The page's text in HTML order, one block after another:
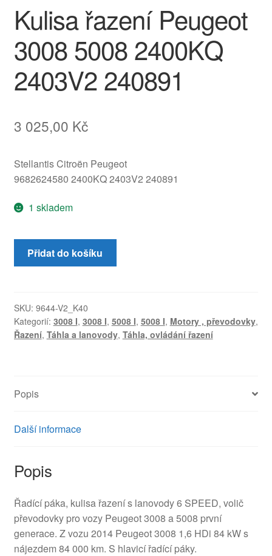
Reklamační řád
Vrakoviště Citroën
Kulisa řazení Peugeot
3008 5008 2400KQ
2403V2 240891
3 025,00 Kč
Stellantis Citroën Peugeot
9682624580 2400KQ 2403V2 240891
1 skladem
Kulisa
řazení
5008
2400KQ
2403V2
Přidat do košíku
SKU: 9644-V2_K40
Kategorií: 3008 I, 3008 I, 5008 I, 5008 I, Motory , převodovky,
Řazení, Táhla a lanovody, Táhla, ovládání řazení
Popis
Další informace
Popis
Řadící páka, kulisa řazení s lanovody 6 SPEED, volič
převodovky pro vozy Peugeot 3008 a 5008 první
generace. Z vozu 2014 Peugeot 3008 1,6 HDi 84 kW s
nájezdem 84 000 km. S hlavicí řadící páky.